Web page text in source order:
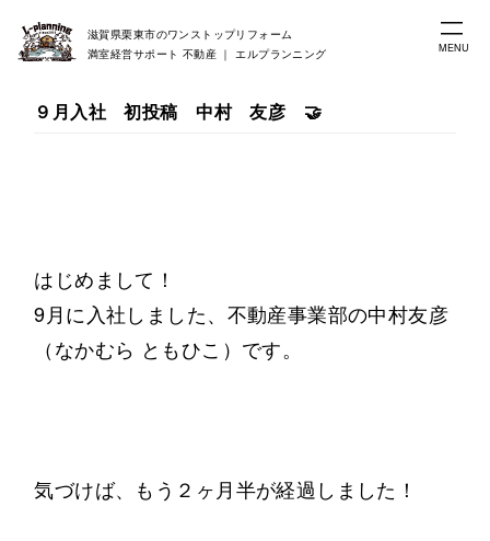
MENU
滋賀県栗東市のワンストップリフォーム
満室経営サポート 不動産 ｜ エルプランニング
９月入社 初投稿 中村 友彦 🤝
はじめまして！
9月に入社しました、不動産事業部の中村友彦
（なかむら ともひこ）です。
気づけば、もう２ヶ月半が経過しました！